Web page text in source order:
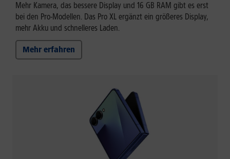
Mehr Kamera, das bessere Display und 16 GB RAM gibt es erst
bei den Pro-Modellen. Das Pro XL ergänzt ein größeres Display,
mehr Akku und schnelleres Laden.
Mehr erfahren